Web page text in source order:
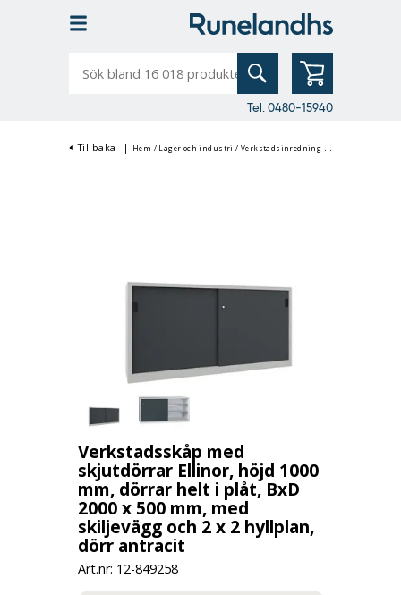
bland
Tel. 0480-15940
Tillbaka | Hem / Lager och industri / Verkstadsinredning
Verkstadsskåp med
skjutdörrar Ellinor, höjd 1000
mm, dörrar helt i plåt, BxD
2000 x 500 mm, med
skiljevägg och 2 x 2 hyllplan,
dörr antracit
Art.nr: 12-849258